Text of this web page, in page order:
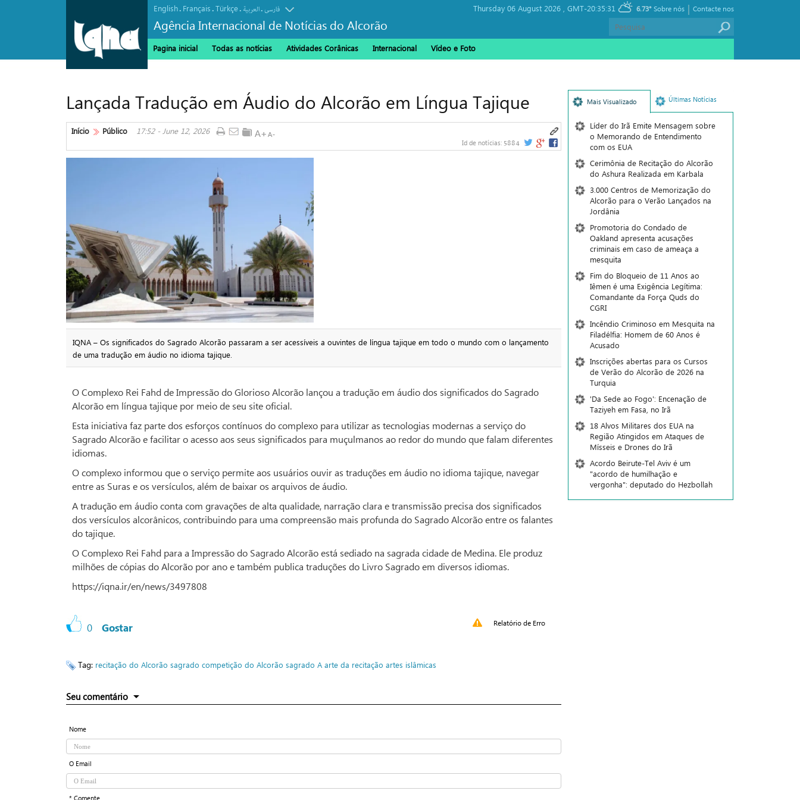
English. Français.Türkçe. العربیة.فارسی
Agência Internacional de Notícias do Alcorão
Thursday 06 August 2026 , GMT-20:35:31 6.73° Contacte nos
|
Sobre nós
Pagina inicial Todas as notícias Atividades Corânicas Internacional Vídeo e Foto
Lançada Tradução em Áudio do Alcorão em Língua Tajique
Início Público 17:52 - June 12, 2026
Id de notícias: 5884
IQNA – Os significados do Sagrado Alcorão passaram a ser acessíveis a ouvintes de língua tajique em todo o mundo com o lançamento
de uma tradução em áudio no idioma tajique.
O Complexo Rei Fahd de Impressão do Glorioso Alcorão lançou a tradução em áudio dos significados do Sagrado
Alcorão em língua tajique por meio de seu site oficial.
Esta iniciativa faz parte dos esforços contínuos do complexo para utilizar as tecnologias modernas a serviço do
Sagrado Alcorão e facilitar o acesso aos seus significados para muçulmanos ao redor do mundo que falam diferentes
idiomas.
O complexo informou que o serviço permite aos usuários ouvir as traduções em áudio no idioma tajique, navegar
entre as Suras e os versículos, além de baixar os arquivos de áudio.
A tradução em áudio conta com gravações de alta qualidade, narração clara e transmissão precisa dos significados
dos versículos alcorânicos, contribuindo para uma compreensão mais profunda do Sagrado Alcorão entre os falantes
do tajique.
O Complexo Rei Fahd para a Impressão do Sagrado Alcorão está sediado na sagrada cidade de Medina. Ele produz
milhões de cópias do Alcorão por ano e também publica traduções do Livro Sagrado em diversos idiomas.
https://iqna.ir/en/news/3497808
0 Gostar Relatório de Erro
Tag: recitação do Alcorão sagrado competição do Alcorão sagrado A arte da recitação artes islâmicas
Seu comentário
Nome
O Email
* Comente
Mais Visualizado Últimas Notícias
Líder do Irã Emite Mensagem sobre
o Memorando de Entendimento
com os EUA
Cerimônia de Recitação do Alcorão
do Ashura Realizada em Karbala
3.000 Centros de Memorização do
Alcorão para o Verão Lançados na
Jordânia
Promotoria do Condado de
Oakland apresenta acusações
criminais em caso de ameaça a
mesquita
Fim do Bloqueio de 11 Anos ao
Iêmen é uma Exigência Legítima:
Comandante da Força Quds do
CGRI
Incêndio Criminoso em Mesquita na
Filadélfia: Homem de 60 Anos é
Acusado
Inscrições abertas para os Cursos
de Verão do Alcorão de 2026 na
Turquia
'Da Sede ao Fogo': Encenação de
Taziyeh em Fasa, no Irã
18 Alvos Militares dos EUA na
Região Atingidos em Ataques de
Mísseis e Drones do Irã
Acordo Beirute-Tel Aviv é um
"acordo de humilhação e
vergonha": deputado do Hezbollah